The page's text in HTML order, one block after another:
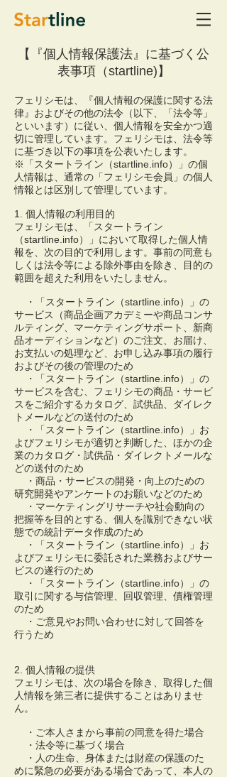
【『個人情報保護法』に基づく公
表事項（startline)】
フェリシモは、『個人情報の保護に関する法
律』およびその他の法令（以下、「法令等」
といいます）に従い、個人情報を安全かつ適
切に管理しています。フェリシモは、法令等
に基づき以下の事項を公表いたします。
※「スタートライン（startline.info）」の個
人情報は、通常の「フェリシモ会員」の個人
情報とは区別して管理しています。
1. 個人情報の利用目的
フェリシモは、「スタートライン
（startline.info）」において取得した個人情
報を、次の目的で利用します。事前の同意も
しくは法令等による除外事由を除き、目的の
範囲を超えた利用をいたしません。
・「スタートライン（startline.info）」の
サービス（商品企画アカデミーや商品コンサ
ルティング、マーケティングサポート、新商
品オーディションなど）のご注文、お届け、
お支払いの処理など、お申し込み事項の履行
およびその後の管理のため
・「スタートライン（startline.info）」の
サービスを含む、フェリシモの商品・サービ
スをご紹介するカタログ、試供品、ダイレク
トメールなどの送付のため
・「スタートライン（startline.info）」お
よびフェリシモが適切と判断した、ほかの企
業のカタログ・試供品・ダイレクトメールな
どの送付のため
・商品・サービスの開発・向上のための
研究開発やアンケートのお願いなどのため
・マーケティングリサーチや社会動向の
把握等を目的とする、個人を識別できない状
態での統計データ作成のため
・「スタートライン（startline.info）」お
よびフェリシモに委託された業務およびサー
ビスの遂行のため
・「スタートライン（startline.info）」の
取引に関する与信管理、回収管理、債権管理
のため
・ご意見やお問い合わせに対して回答を
行うため
2. 個人情報の提供
フェリシモは、次の場合を除き、取得した個
人情報を第三者に提供することはありませ
ん。
・ご本人さまから事前の同意を得た場合
・法令等に基づく場合
・人の生命、身体または財産の保護のた
めに緊急の必要がある場合であって、本人の